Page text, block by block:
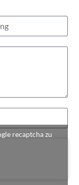
recaptcha zu